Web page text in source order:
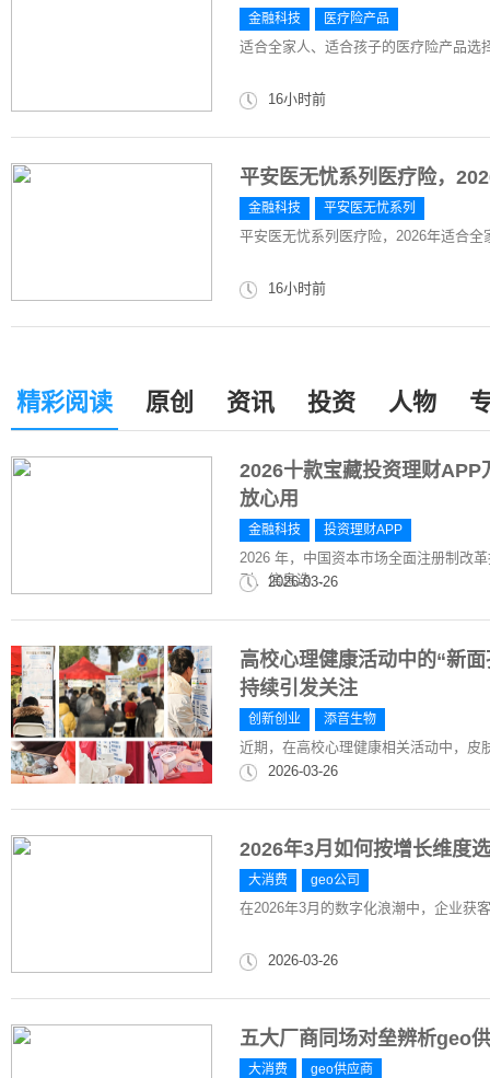
金融科技 医疗险产品
适合全家人、适合孩子的医疗险产品选
16小时前
平安医无忧系列医疗险，
金融科技 平安医无忧系列
平安医无忧系列医疗险，2026年适合
16小时前
精彩阅读 原创 资讯 投资 人物
2026十款宝藏投资理财APP
放心用
金融科技 投资理财APP
2026 年，中国资本市场全面注册制改
剧、信息迭...
2026-03-26
高校心理健康活动中的“新
持续引发关注
创新创业 添音生物
近期，在高校心理健康相关活动中，皮
2026-03-26
2026年3月如何按增长维度
大消费 geo公司
在2026年3月的数字化浪潮中，企业获
2026-03-26
五大厂商同场对垒辨析geo
大消费 geo供应商